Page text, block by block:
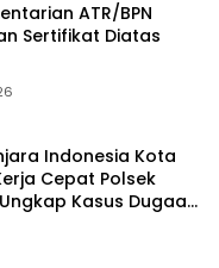
ATR/BPN
Sertifikat Diatas
Indonesia Kota
Cepat Polsek
Kasus Dugaan